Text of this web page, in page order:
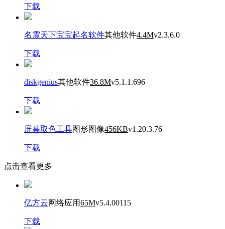
下载
名震天下宝宝起名软件其他软件4.4Mv2.3.6.0
下载
diskgenius其他软件36.8Mv5.1.1.696
下载
屏幕取色工具图形图像456KBv1.20.3.76
下载
点击查看更多
亿方云网络应用65Mv5.4.00115
下载